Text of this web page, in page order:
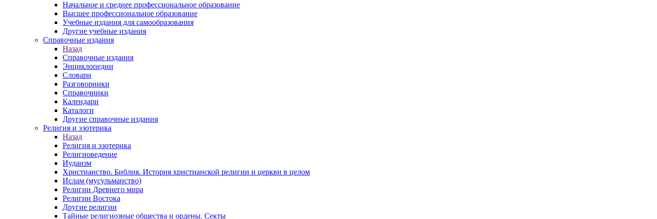
Начальное и среднее профессиональное образование
Высшее профессиональное образование
Учебные издания для самообразования
Другие учебные издания
Справочные издания
Назад
Справочные издания
Энциклопедии
Словари
Разговорники
Справочники
Календари
Каталоги
Другие справочные издания
Религия и эзотерика
Назад
Религия и эзотерика
Религиоведение
Иудаизм
Христианство. Библия. История христианской религии и церкви в целом
Ислам (мусульманство)
Религии Древнего мира
Религии Востока
Другие религии
Тайные религиозные общества и ордены. Секты